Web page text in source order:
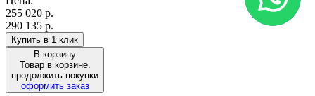
255 020 р.
290 135 р.
Купить в 1 клик
В корзину
Товар в корзине.
продолжить покупки
оформить заказ